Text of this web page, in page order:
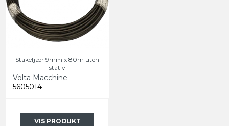
Stakefjær 9mm x 80m uten
stativ
Volta Macchine
5605014
VIS PRODUKT